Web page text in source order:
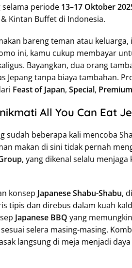
periode 13–17 Oktober
Kintan Buffet di Indonesia.
bareng teman atau
ini, kamu cukup membayar
Bayangkan, dua orang
Jepang tanpa biaya tambahan.
Feast of Japan, Special, Premium
All You Can Eat
sudah beberapa kali mencoba
makan di sini tidak pernah
, yang dikenal selalu
konsep Japanese Shabu-Shabu,
tipis dan direbus dalam kuah
Japanese BBQ yang
selera masing-masing.
langsung di meja menjadi